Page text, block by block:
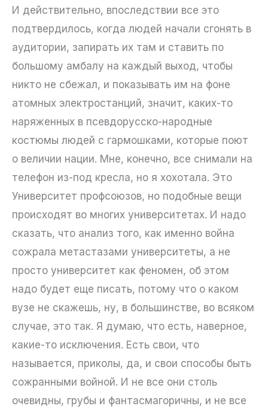
И действительно, впоследствии все это
подтвердилось, когда людей начали сгонять в
аудитории, запирать их там и ставить по
большому амбалу на каждый выход, чтобы
никто не сбежал, и показывать им на фоне
атомных электростанций, значит, каких-то
наряженных в псевдорусско-народные
костюмы людей с гармошками, которые поют
о величии нации. Мне, конечно, все снимали на
телефон из-под кресла, но я хохотала. Это
Университет профсоюзов, но подобные вещи
происходят во многих университетах. И надо
сказать, что анализ того, как именно война
сожрала метастазами университеты, а не
просто университет как феномен, об этом
надо будет еще писать, потому что о каком
вузе не скажешь, ну, в большинстве, во всяком
случае, это так. Я думаю, что есть, наверное,
какие-то исключения. Есть свои, что
называется, приколы, да, и свои способы быть
сожранными войной. И не все они столь
очевидны, грубы и фантасмагоричны, и не все